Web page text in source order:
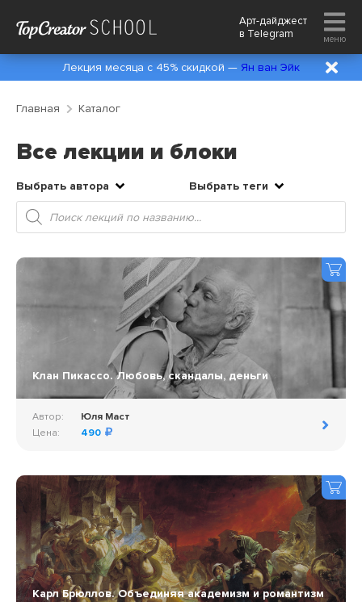
Арт-дайджест
в Telegram меню
Лекция месяца с 45% скидкой — Ян ван Эйк
Главная Каталог
Все лекции и блоки
Выбрать автора
Выбрать теги
Поиск
товаров
Клан Пикассо. Любовь, скандалы, деньги
Автор:
Юля Маст
Цена:
490
Карл Брюллов. Объединяя академизм и романтизм